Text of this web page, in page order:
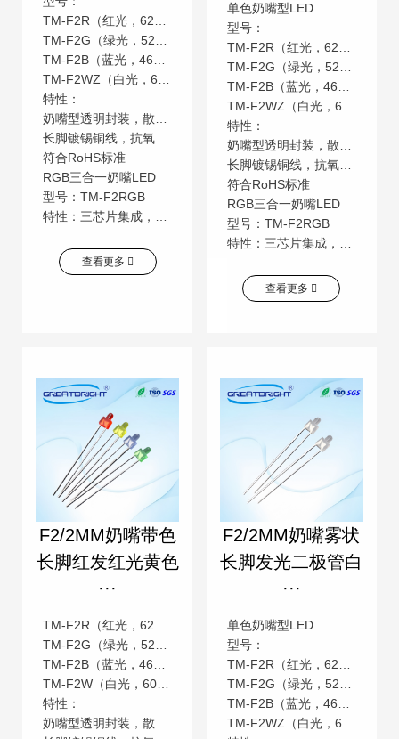
TM-F2R（红光，620-625nm）
TM-F2G（绿光，520-525nm）
TM-F2B（蓝光，465-470nm）
TM-F2WZ（白光，6000-6500K）
特性：
奶嘴型透明封装，散射角度广（120°-140°）
长脚镀锡铜线，抗氧化性强
符合RoHS标准
RGB三合一奶嘴LED
型号：TM-F2RGB
特性：三芯片集成，可混光全彩，需配合PWM驱动。
查看更多
单色奶嘴型LED
型号：
TM-F2R（红光，620-625nm）
TM-F2G（绿光，520-525nm）
TM-F2B（蓝光，465-470nm）
TM-F2WZ（白光，6000-6500K）
特性：
奶嘴型透明封装，散射角度广（120°-140°）
长脚镀锡铜线，抗氧化性强
符合RoHS标准
RGB三合一奶嘴LED
型号：TM-F2RGB
特性：三芯片集成，可混光全彩，需配合PWM驱动。
查看更多
F2/2MM奶嘴带色
长脚红发红光黄色
···
TM-F2G（绿光，520-525nm）
TM-F2B（蓝光，465-470nm）
TM-F2W（白光，6000-6500K）
特性：
奶嘴型透明封装，散射角度广（120°-140°）
F2/2MM奶嘴雾状
长脚发光二极管白
···
单色奶嘴型LED
型号：
TM-F2R（红光，620-625nm）
TM-F2G（绿光，520-525nm）
TM-F2B（蓝光，465-470nm）
TM-F2WZ（白光，6000-6500K）